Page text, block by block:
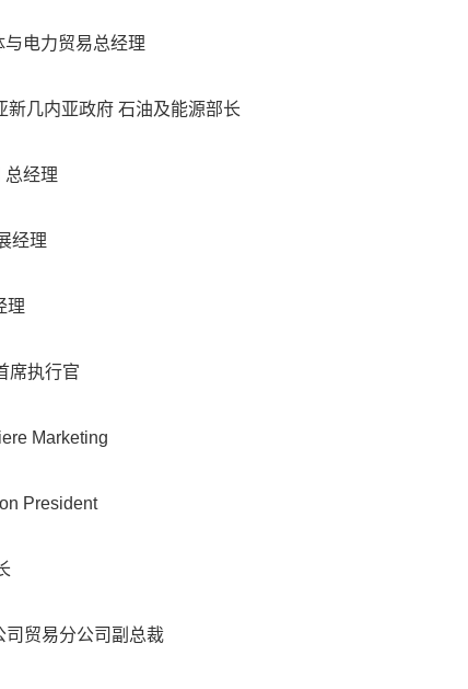
电力贸易总经理
几内亚政府 石油及能源部长
总经理
经理
理
席执行官
Marketing
President
司贸易分公司副总裁